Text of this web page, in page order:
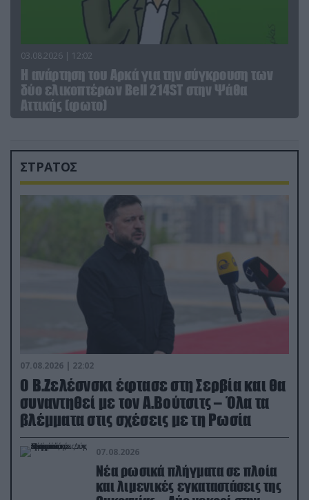
03.08.2026 | 12:02
Η ανάρτηση του Αρκά για την σύγκρουση των
δύο ελικοπτέρων Bell 214ST στην Ψάθα
Αττικής (φωτο)
ΣΤΡΑΤΟΣ
07.08.2026 | 22:02
Ο Β.Ζελέσνσκι έφτασε στη Σερβία και θα
συναντηθεί με τον Α.Βούτσιτς – Όλα τα
βλέμματα στις σχέσεις με τη Ρωσία
07.08.2026
Νέα ρωσικά πλήγματα σε πλοία
και λιμενικές εγκαταστάσεις της